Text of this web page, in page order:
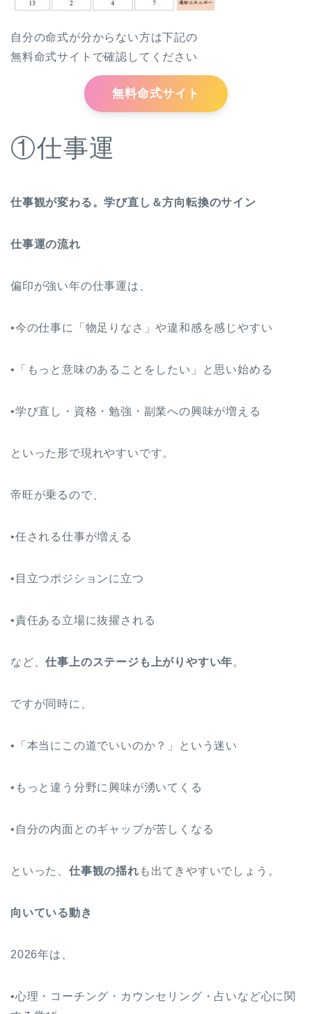
自分の命式が分からない方は下記の
無料命式サイトで確認してください
無料命式サイト
①仕事運
仕事観が変わる。学び直し＆方向転換のサイン
仕事運の流れ
偏印が強い年の仕事運は、
•今の仕事に「物足りなさ」や違和感を感じやすい
•「もっと意味のあることをしたい」と思い始める
•学び直し・資格・勉強・副業への興味が増える
といった形で現れやすいです。
帝旺が乗るので、
•任される仕事が増える
•目立つポジションに立つ
•責任ある立場に抜擢される
など、仕事上のステージも上がりやすい年。
ですが同時に、
•「本当にこの道でいいのか？」という迷い
•もっと違う分野に興味が湧いてくる
•自分の内面とのギャップが苦しくなる
といった、 仕事観の揺れ も出てきやすいでしょう。
向いている動き
2026年は、
•心理・コーチング・カウンセリング・占いなど心に関